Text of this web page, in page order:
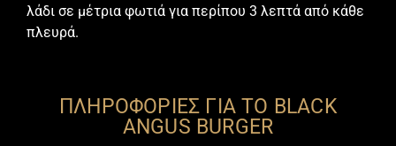
λάδι σε μέτρια φωτιά για περίπου 3 λεπτά από κάθε
πλευρά.
ΠΛΗΡΟΦΟΡΙΕΣ ΓΙΑ ΤΟ BLACK
ANGUS BURGER